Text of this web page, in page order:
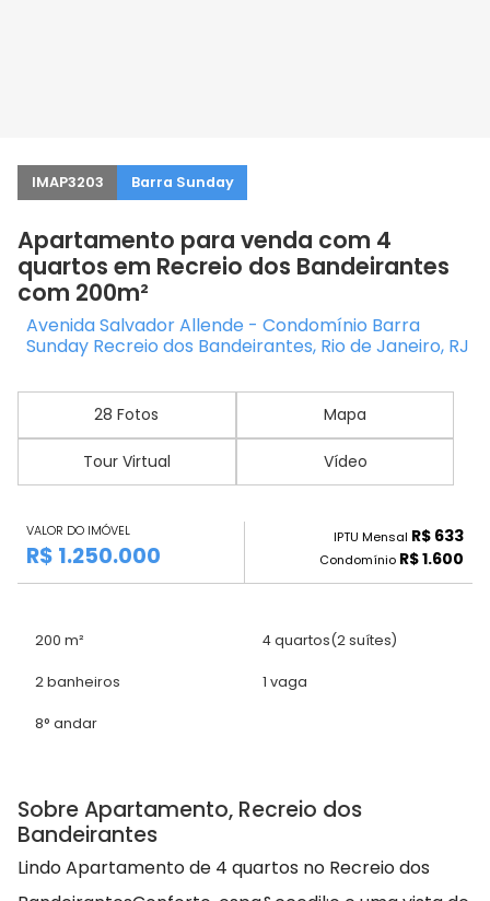
IMAP3203 Barra Sunday
Apartamento para venda com 4
quartos em Recreio dos Bandeirantes
com 200m²
Avenida Salvador Allende - Condomínio Barra
Sunday Recreio dos Bandeirantes, Rio de Janeiro, RJ
28 Fotos Mapa
Tour Virtual Vídeo
VALOR DO IMÓVEL
R$ 1.250.000
IPTU Mensal R$ 633
Condomínio R$ 1.600
200 m² 4 quartos(2 suítes)
2 banheiros 1 vaga
8° andar
Sobre Apartamento, Recreio dos
Bandeirantes
Lindo Apartamento de 4 quartos no Recreio dos